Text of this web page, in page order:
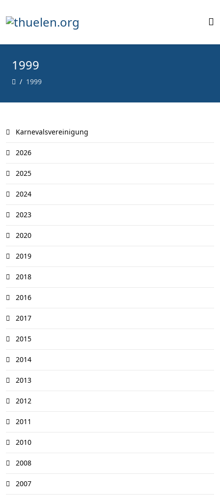
1999
1999
Karnevalsvereinigung
2026
2025
2024
2023
2020
2019
2018
2016
2017
2015
2014
2013
2012
2011
2010
2008
2007